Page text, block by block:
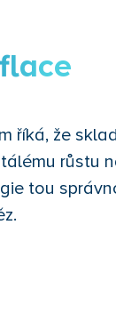
říká, že
růstu
tou